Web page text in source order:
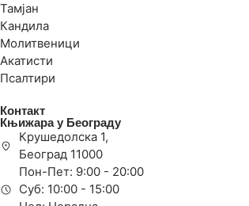
Тамјан
Кандила
Молитвеници
Акатисти
Псалтири
Контакт
Књижара у Београду
Крушедолска 1,
Београд 11000
Пон-Пет: 9:00 - 20:00
Суб: 10:00 - 15:00